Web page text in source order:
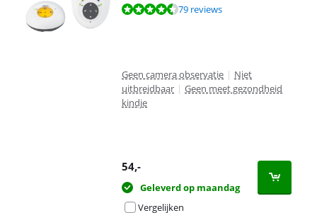
Beoordeling is 8,8 van de 10, gebaseerd op 79 reviews.
79 reviews
Geen camera observatie | Niet
uitbreidbaar | Geen meet gezondheid
kindje
54,-
Geleverd op maandag
Vergelijken